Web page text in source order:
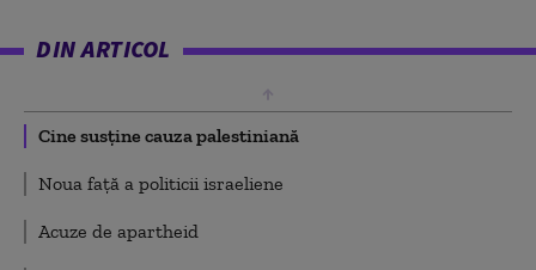
DIN ARTICOL
Cine susține cauza palestiniană
Noua față a politicii israeliene
Acuze de apartheid